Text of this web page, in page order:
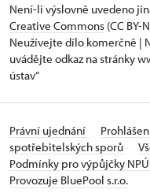
Není-li výslovně uvedeno
Creative Commons (CC BY-
Neužívejte dílo komerčně |
uvádějte odkaz na stránky
ústav“
Právní ujednání
spotřebitelských sporů
Podmínky pro výpůjčky NPÚ
Provozuje BluePool s.r.o.